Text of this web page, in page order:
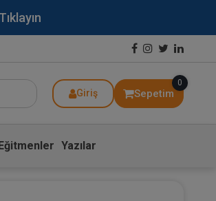
Giriş Sepetim
0
Yazılar